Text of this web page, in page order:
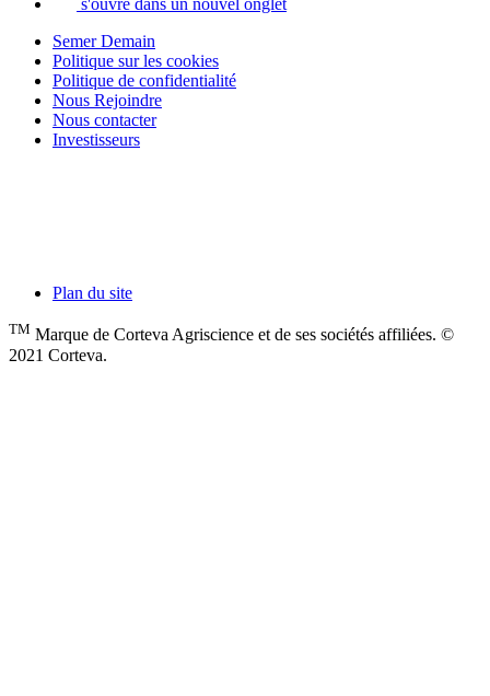
s'ouvre dans un nouvel onglet
Semer Demain
Politique sur les cookies
Politique de confidentialité
Nous Rejoindre
Nous contacter
Investisseurs
Plan du site
TM Marque de Corteva Agriscience et de ses sociétés affiliées. ©
2021 Corteva.